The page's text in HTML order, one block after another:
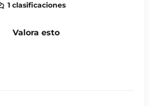
1 clasificaciones
Valora esto